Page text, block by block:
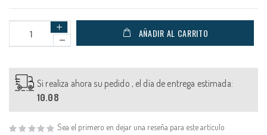
AÑADIR AL CARRITO
Si realiza ahora su pedido , el día de entrega estimada:
10.08
Sea el primero en dejar una reseña para este artículo